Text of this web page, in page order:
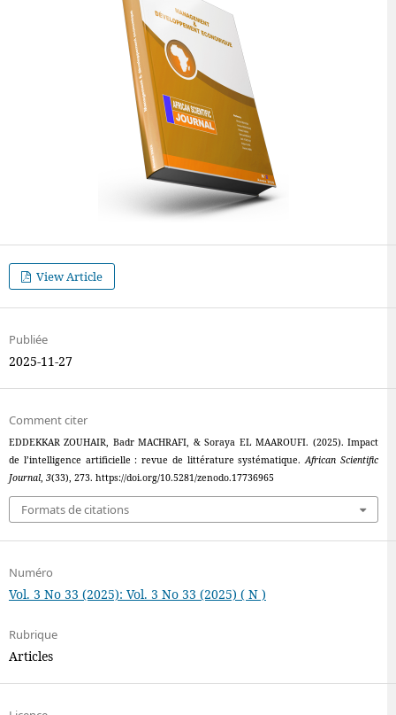
View Article
Publiée
2025-11-27
Comment citer
EDDEKKAR ZOUHAIR, Badr MACHRAFI, & Soraya EL MAAROUFI. (2025). Impact
de l’intelligence artificielle : revue de littérature systématique.African Scientific
Journal, 3(33), 273. https://doi.org/10.5281/zenodo.17736965
Formats de citations
Numéro
Vol. 3 No 33 (2025): Vol. 3 No 33 (2025) ( N )
Rubrique
Articles